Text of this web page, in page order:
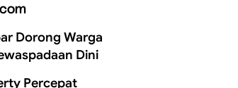
Dorong Warga
Dini
Percepat